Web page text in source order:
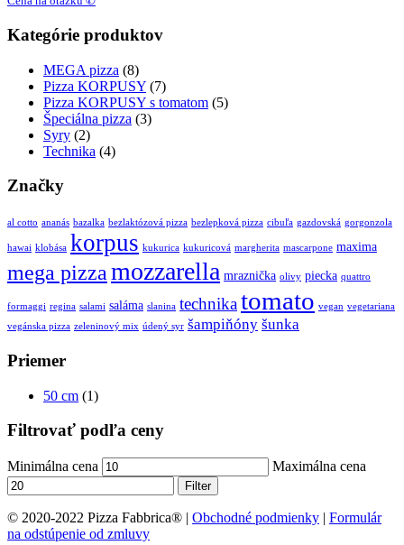
Kategórie produktov
MEGA pizza (8)
Pizza KORPUSY (7)
Pizza KORPUSY s tomatom (5)
Špeciálna pizza (3)
Syry (2)
Technika (4)
Značky
al cotto ananás bazalka bezlaktózová pizza bezlepková pizza cibuľa gazdovská gorgonzola
hawai klobása korpus kukurica kukuricová margherita mascarpone maxima
mega pizza mozzarella mraznička olivy piecka quattro
formaggi regina salami saláma slanina technikatomato vegan vegetariana
vegánska pizza zeleninový mix údený syr šampiňóny šunka
Priemer
50 cm (1)
Filtrovať podľa ceny
Minimálna cena Maximálna cena
Filter
© 2020-2022 Pizza Fabbrica® | Obchodné podmienky | Formulár
na odstúpenie od zmluvy